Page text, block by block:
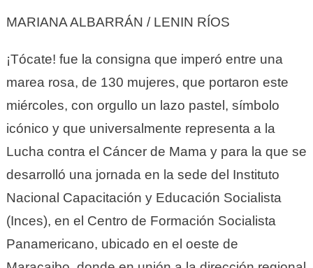
MARIANA ALBARRÁN / LENIN RÍOS
¡Tócate! fue la consigna que imperó entre una
marea rosa, de 130 mujeres, que portaron este
miércoles, con orgullo un lazo pastel, símbolo
icónico y que universalmente representa a la
Lucha contra el Cáncer de Mama y para la que se
desarrolló una jornada en la sede del Instituto
Nacional Capacitación y Educación Socialista
(Inces), en el Centro de Formación Socialista
Panamericano, ubicado en el oeste de